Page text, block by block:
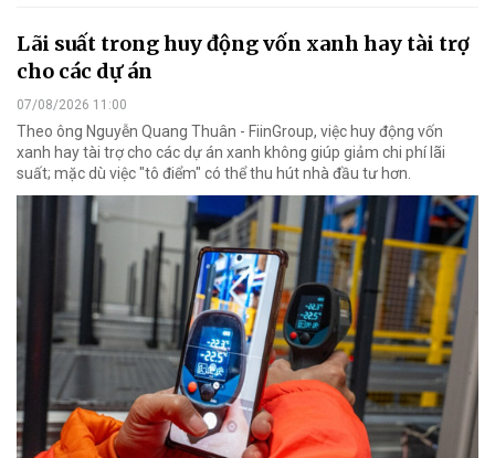
Lãi suất trong huy động vốn xanh hay tài trợ
cho các dự án
07/08/2026 11:00
Theo ông Nguyễn Quang Thuân - FiinGroup, việc huy động vốn
xanh hay tài trợ cho các dự án xanh không giúp giảm chi phí lãi
suất; mặc dù việc "tô điểm" có thể thu hút nhà đầu tư hơn.